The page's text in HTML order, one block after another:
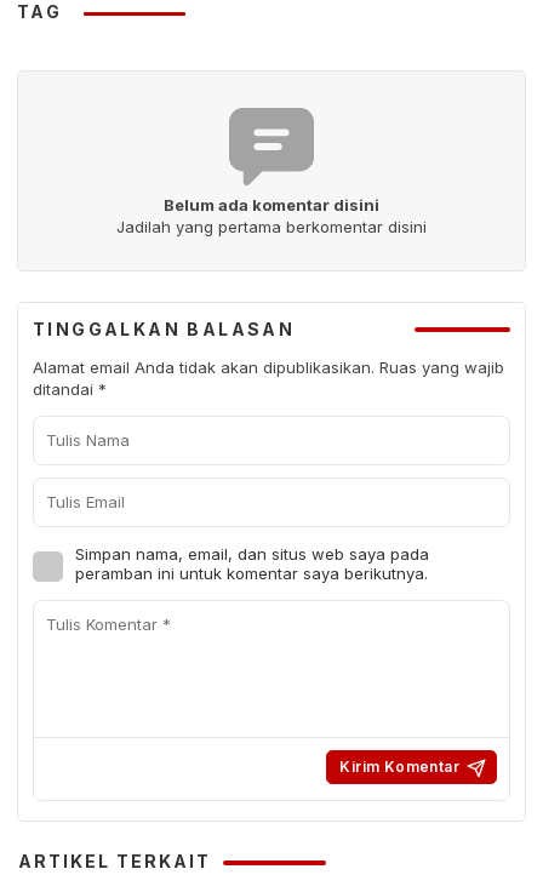
TAG
Belum ada komentar disini
Jadilah yang pertama berkomentar disini
TINGGALKAN BALASAN
Alamat email Anda tidak akan dipublikasikan. Ruas yang wajib
ditandai *
Simpan nama, email, dan situs web saya pada
peramban ini untuk komentar saya berikutnya.
ARTIKEL TERKAIT